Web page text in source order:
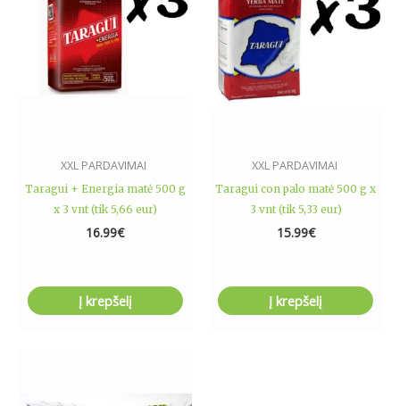
XXL PARDAVIMAI
Taragui + Energia matė 500 g
x 3 vnt (tik 5,66 eur)
16.99€
Į krepšelį
XXL PARDAVIMAI
Taragui con palo matė 500 g x
3 vnt (tik 5,33 eur)
15.99€
Į krepšelį